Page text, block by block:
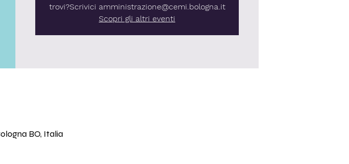
trovi?Scrivici amministrazione@cemi.bologna.it
Scopri gli altri eventi
BO, Italia